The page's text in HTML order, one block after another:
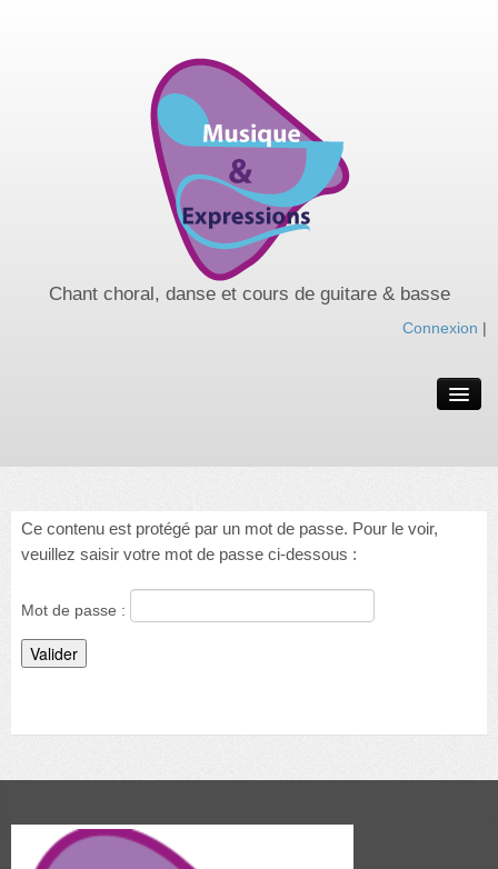
Chant choral, danse et cours de guitare & basse
Connexion |
Nos cours
Danse
Guitare et basse
Photos
Ce contenu est protégé par un mot de passe. Pour le voir,
veuillez saisir votre mot de passe ci-dessous :
Mot de passe :